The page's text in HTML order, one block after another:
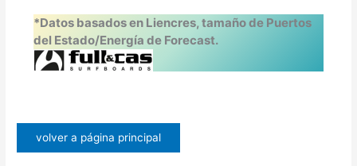
*Datos basados en Liencres, tamaño de Puertos
del Estado/Energía de Forecast.
volver a página principal